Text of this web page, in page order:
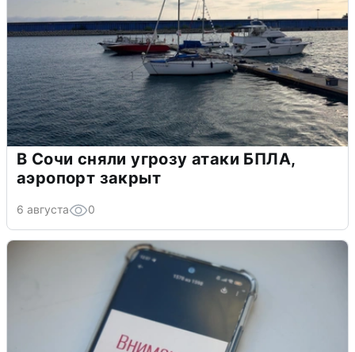
В Сочи сняли угрозу атаки БПЛА,
аэропорт закрыт
6 августа 0